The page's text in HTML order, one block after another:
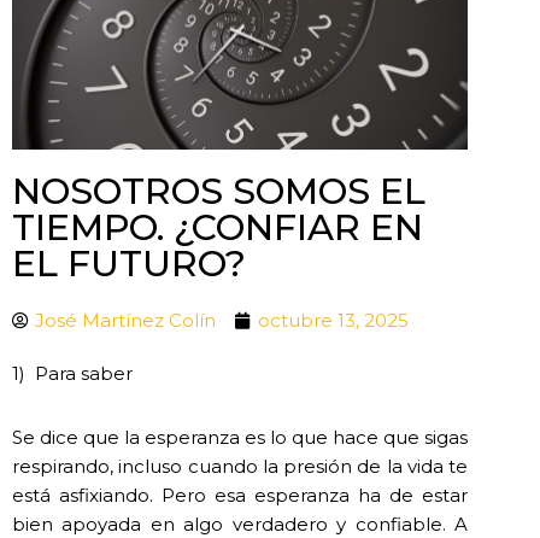
NOSOTROS SOMOS EL
TIEMPO. ¿CONFIAR EN
EL FUTURO?
José Martínez Colín octubre 13, 2025
1) Para saber
Se dice que la esperanza es lo que hace que sigas
respirando, incluso cuando la presión de la vida te
está asfixiando. Pero esa esperanza ha de estar
bien apoyada en algo verdadero y confiable. A